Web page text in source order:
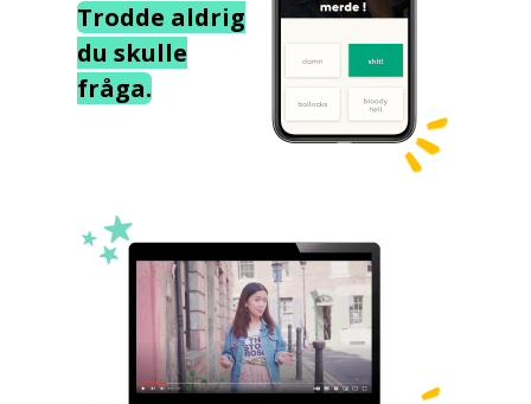
Trodde aldrig
du skulle
fråga.